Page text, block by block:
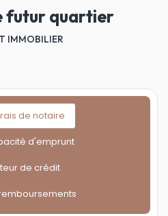
futur quartier
IMMOBILIER
de notaire
d'emprunt
de crédit